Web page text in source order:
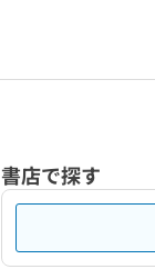
書店で探す